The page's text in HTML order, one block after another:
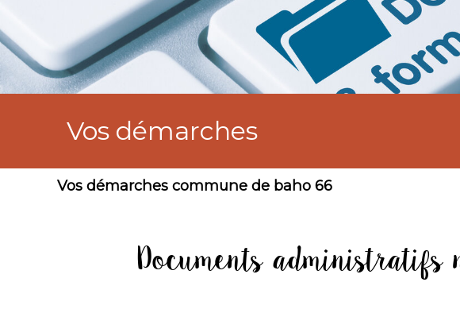
Vos démarches
Vos démarches commune de baho 66
Documents administratifs